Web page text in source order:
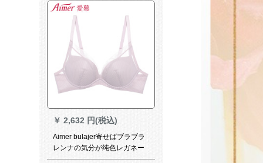
サイズショウ)配合
￥ 2,632 円(税込)
Aimer bulajer寄せばブラブラ
レンナの気分が纯色レガネー
ゼ3/4の中厚模块ブラジャAM